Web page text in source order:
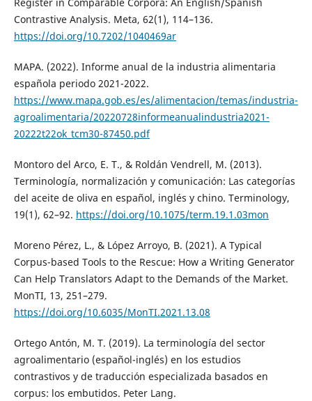
Register in Comparable Corpora: An English/Spanish
Contrastive Analysis. Meta, 62(1), 114–136.
https://doi.org/10.7202/1040469ar
MAPA. (2022). Informe anual de la industria alimentaria
española periodo 2021-2022.
https://www.mapa.gob.es/es/alimentacion/temas/industria-
agroalimentaria/20220728informeanualindustria2021-
20222t22ok_tcm30-87450.pdf
Montoro del Arco, E. T., & Roldán Vendrell, M. (2013).
Terminología, normalización y comunicación: Las categorías
del aceite de oliva en español, inglés y chino. Terminology,
19(1), 62–92. https://doi.org/10.1075/term.19.1.03mon
Moreno Pérez, L., & López Arroyo, B. (2021). A Typical
Corpus-based Tools to the Rescue: How a Writing Generator
Can Help Translators Adapt to the Demands of the Market.
MonTI, 13, 251–279.
https://doi.org/10.6035/MonTI.2021.13.08
Ortego Antón, M. T. (2019). La terminología del sector
agroalimentario (español-inglés) en los estudios
contrastivos y de traducción especializada basados en
corpus: los embutidos. Peter Lang.